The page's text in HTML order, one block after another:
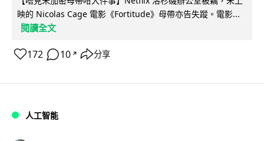
映的 Nicolas Cage 電影《Fortitude》母帶亦告失蹤。電影...
閱讀全文
172 10 ↗ 分享
人工智能